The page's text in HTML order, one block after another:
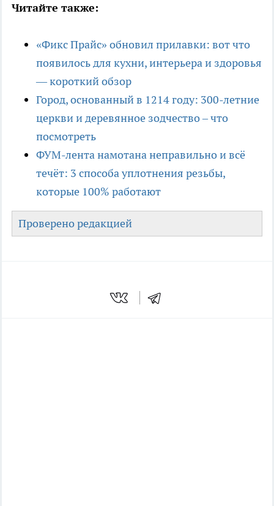
Читайте также:
«Фикс Прайс» обновил прилавки: вот что
появилось для кухни, интерьера и здоровья
— короткий обзор
Город, основанный в 1214 году: 300-летние
церкви и деревянное зодчество – что
посмотреть
ФУМ-лента намотана неправильно и всё
течёт: 3 способа уплотнения резьбы,
которые 100% работают
Проверено редакцией